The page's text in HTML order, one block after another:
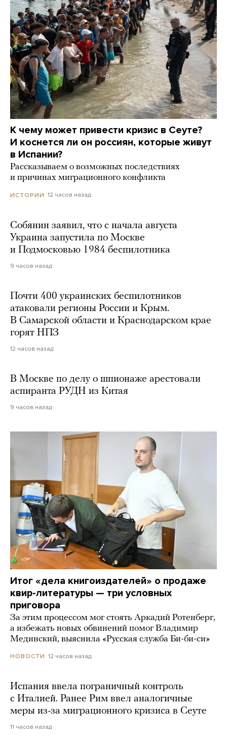
К чему может привести кризис в Сеуте?
И коснется ли он россиян, которые живут
в Испании?
Рассказываем о возможных последствиях
и причинах миграционного конфликта
ИСТОРИИ 12 часов назад
Собянин заявил, что с начала августа
Украина запустила по Москве
и Подмосковью 1984 беспилотника
9 часов назад
Почти 400 украинских беспилотников
атаковали регионы России и Крым.
В Самарской области и Краснодарском крае
горят НПЗ
12 часов назад
В Москве по делу о шпионаже арестовали
аспиранта РУДН из Китая
9 часов назад
Итог «дела книгоиздателей» о продаже
квир-литературы — три условных
приговора
За этим процессом мог стоять Аркадий Ротенберг,
а избежать новых обвинений помог Владимир
Мединский, выяснила «Русская служба Би-би-си»
НОВОСТИ 12 часов назад
Испания ввела пограничный контроль
с Италией. Ранее Рим ввел аналогичные
меры из-за миграционного кризиса в Сеуте
11 часов назад